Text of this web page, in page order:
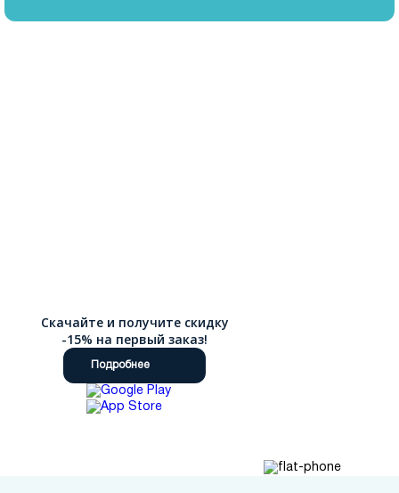
Скачайте и получите скидку
-15% на первый заказ!
Подробнее